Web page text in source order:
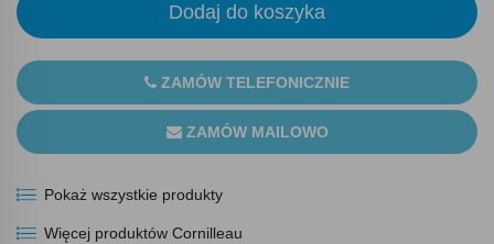
Dodaj do koszyka
ZAMÓW TELEFONICZNIE
ZAMÓW MAILOWO
Pokaż wszystkie produkty
Więcej produktów Cornilleau